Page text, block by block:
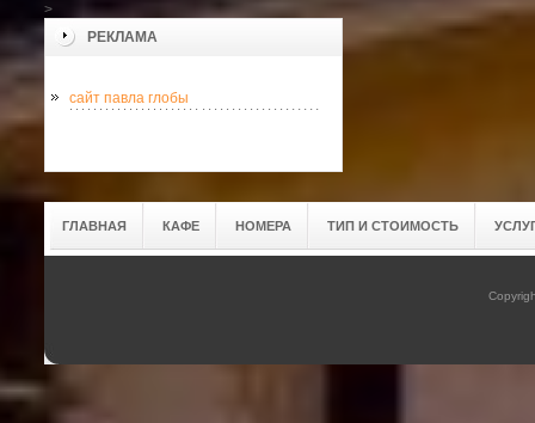
>
РЕКЛАМА
сайт павла глобы
ГЛАВНАЯ КАФЕ НОМЕРА ТИП И СТОИМОСТЬ